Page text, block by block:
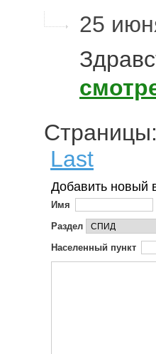
25
Last
Добавить новый
Имя
Раздел
Населенный пункт